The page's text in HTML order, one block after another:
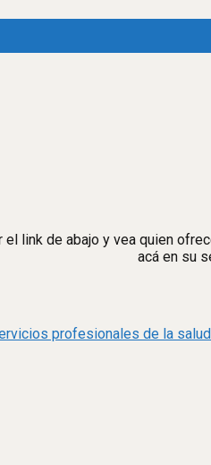
el link de abajo y vea quien
acá en su
profesionales de la